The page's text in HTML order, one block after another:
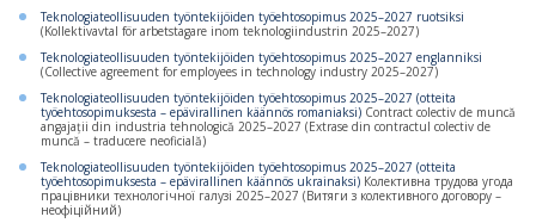
Teknologiateollisuuden työntekijöiden työehtosopimus 2025–2027 ruotsiksi
(Kollektivavtal för arbetstagare inom teknologiindustrin 2025–2027)
Teknologiateollisuuden työntekijöiden työehtosopimus 2025–2027 englanniksi
(Collective agreement for employees in technology industry 2025–2027)
Teknologiateollisuuden työntekijöiden työehtosopimus 2025–2027 (otteita
työehtosopimuksesta – epävirallinen käännös romaniaksi) Contract colectiv de muncă
angajații din industria tehnologică 2025–2027 (Extrase din contractul colectiv de
muncă – traducere neoficială)
Teknologiateollisuuden työntekijöiden työehtosopimus 2025–2027 (otteita
työehtosopimuksesta – epävirallinen käännös ukrainaksi) Колективна трудова угода
працівники технологічноï галузі 2025–2027 (Витяги з колективного договору –
неофіційний)